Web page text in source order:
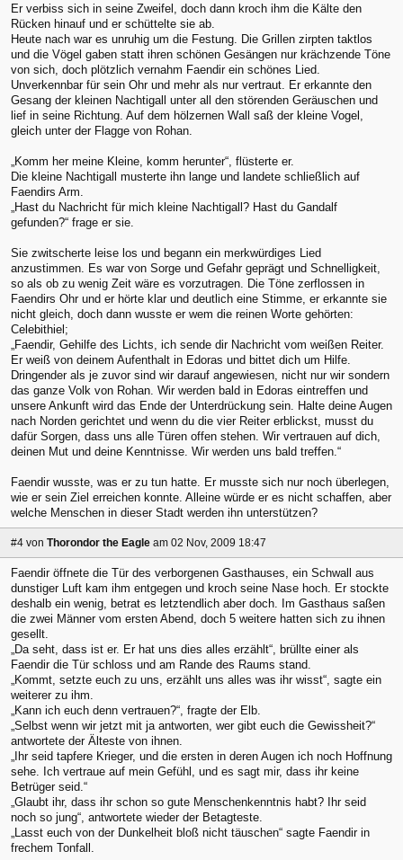
Er verbiss sich in seine Zweifel, doch dann kroch ihm die Kälte den
Rücken hinauf und er schüttelte sie ab.
Heute nach war es unruhig um die Festung. Die Grillen zirpten taktlos
und die Vögel gaben statt ihren schönen Gesängen nur krächzende Töne
von sich, doch plötzlich vernahm Faendir ein schönes Lied.
Unverkennbar für sein Ohr und mehr als nur vertraut. Er erkannte den
Gesang der kleinen Nachtigall unter all den störenden Geräuschen und
lief in seine Richtung. Auf dem hölzernen Wall saß der kleine Vogel,
gleich unter der Flagge von Rohan.
„Komm her meine Kleine, komm herunter“, flüsterte er.
Die kleine Nachtigall musterte ihn lange und landete schließlich auf
Faendirs Arm.
„Hast du Nachricht für mich kleine Nachtigall? Hast du Gandalf
gefunden?“ frage er sie.
Sie zwitscherte leise los und begann ein merkwürdiges Lied
anzustimmen. Es war von Sorge und Gefahr geprägt und Schnelligkeit,
so als ob zu wenig Zeit wäre es vorzutragen. Die Töne zerflossen in
Faendirs Ohr und er hörte klar und deutlich eine Stimme, er erkannte sie
nicht gleich, doch dann wusste er wem die reinen Worte gehörten:
Celebithiel;
„Faendir, Gehilfe des Lichts, ich sende dir Nachricht vom weißen Reiter.
Er weiß von deinem Aufenthalt in Edoras und bittet dich um Hilfe.
Dringender als je zuvor sind wir darauf angewiesen, nicht nur wir sondern
das ganze Volk von Rohan. Wir werden bald in Edoras eintreffen und
unsere Ankunft wird das Ende der Unterdrückung sein. Halte deine Augen
nach Norden gerichtet und wenn du die vier Reiter erblickst, musst du
dafür Sorgen, dass uns alle Türen offen stehen. Wir vertrauen auf dich,
deinen Mut und deine Kenntnisse. Wir werden uns bald treffen.“
Faendir wusste, was er zu tun hatte. Er musste sich nur noch überlegen,
wie er sein Ziel erreichen konnte. Alleine würde er es nicht schaffen, aber
welche Menschen in dieser Stadt werden ihn unterstützen?
#4 von Thorondor the Eagle am 02 Nov, 2009 18:47
Faendir öffnete die Tür des verborgenen Gasthauses, ein Schwall aus
dunstiger Luft kam ihm entgegen und kroch seine Nase hoch. Er stockte
deshalb ein wenig, betrat es letztendlich aber doch. Im Gasthaus saßen
die zwei Männer vom ersten Abend, doch 5 weitere hatten sich zu ihnen
gesellt.
„Da seht, dass ist er. Er hat uns dies alles erzählt“, brüllte einer als
Faendir die Tür schloss und am Rande des Raums stand.
„Kommt, setzte euch zu uns, erzählt uns alles was ihr wisst“, sagte ein
weiterer zu ihm.
„Kann ich euch denn vertrauen?“, fragte der Elb.
„Selbst wenn wir jetzt mit ja antworten, wer gibt euch die Gewissheit?“
antwortete der Älteste von ihnen.
„Ihr seid tapfere Krieger, und die ersten in deren Augen ich noch Hoffnung
sehe. Ich vertraue auf mein Gefühl, und es sagt mir, dass ihr keine
Betrüger seid.“
„Glaubt ihr, dass ihr schon so gute Menschenkenntnis habt? Ihr seid
noch so jung“, antwortete wieder der Betagteste.
„Lasst euch von der Dunkelheit bloß nicht täuschen“ sagte Faendir in
frechem Tonfall.